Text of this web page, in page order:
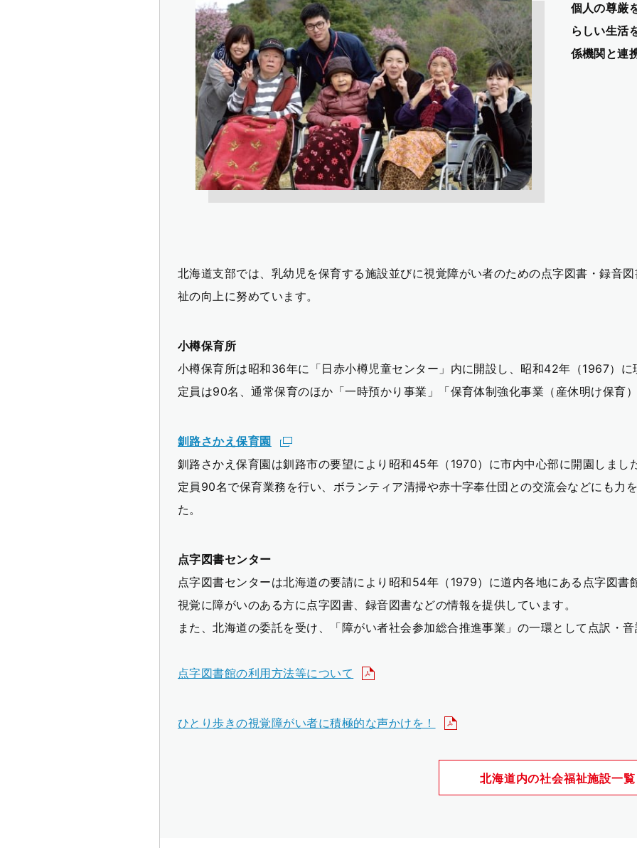
個人の尊厳
らしい生活
係機関と連
北海道支部では、乳幼児を保育する施設並びに視覚障がい者のための点字図書・録音
祉の向上に努めています。
小樽保育所
小樽保育所は昭和36年に「日赤小樽児童センター」内に開設し、昭和42年（1967）
定員は90名、通常保育のほか「一時預かり事業」「保育体制強化事業（産休明け保育
釧路さかえ保育園
釧路さかえ保育園は釧路市の要望により昭和45年（1970）に市内中心部に開園しまし
定員90名で保育業務を行い、ボランティア清掃や赤十字奉仕団との交流会などにも力
た。
点字図書センター
点字図書センターは北海道の要請により昭和54年（1979）に道内各地にある点字図書
視覚に障がいのある方に点字図書、録音図書などの情報を提供しています。
また、北海道の委託を受け、「障がい者社会参加総合推進事業」の一環として点訳・
点字図書館の利用方法等について
ひとり歩きの視覚障がい者に積極的な声かけを！
北海道内の社会福祉施設一覧